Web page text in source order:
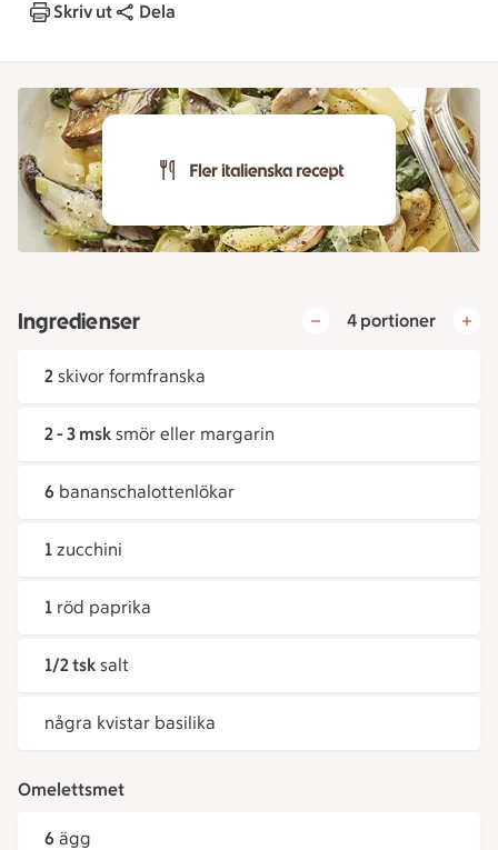
Skriv ut Dela
Ingredienser 4 portioner
2 skivor formfranska
2 - 3 msk smör eller margarin
6 bananschalottenlökar
1 zucchini
1 röd paprika
1/2 tsk salt
några kvistar basilika
Omelettsmet
6 ägg